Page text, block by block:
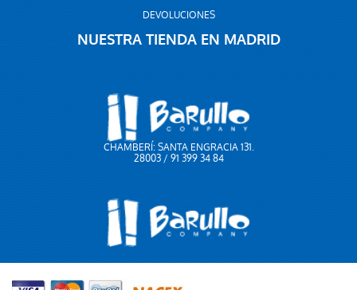
DEVOLUCIONES
NUESTRA TIENDA EN MADRID
CHAMBERÍ: SANTA ENGRACIA 131.
28003 / 91 399 34 84